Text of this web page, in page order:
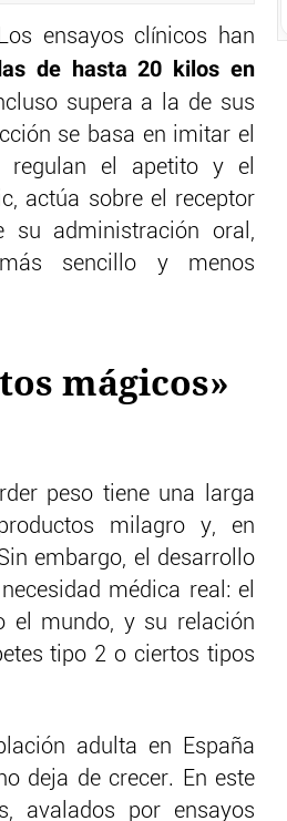
ensayos clínicos han
de hasta 20 kilos en
supera a la de sus
se basa en imitar el
regulan el apetito y el
actúa sobre el receptor
administración oral,
sencillo y menos
mágicos»
peso tiene una larga
milagro y, en
embargo, el desarrollo
médica real: el
el mundo, y su relación
tipo 2 o ciertos tipos
adulta en España
deja de crecer. En este
avalados por ensayos